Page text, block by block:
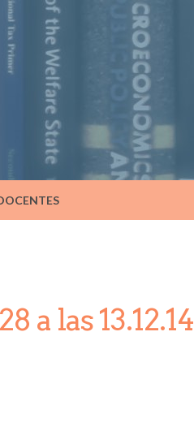
a las 13.12.14